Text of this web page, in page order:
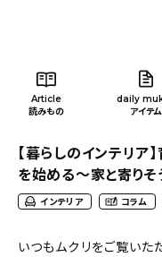
Article
読みもの
daily
アイテム
【暮らしのインテリア
を始める〜家と寄り
インテリア コラム
いつもムクリをご覧いた